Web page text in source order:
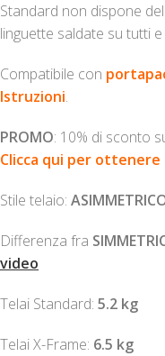
Standard non dispone
linguette saldate su tutti
Compatibile con
Istruzioni.
PROMO: 10% di sconto
Clicca qui per ottenere
Stile telaio:
Differenza fra
video
Telai Standard: 5.2 kg
Telai X-Frame: 6.5 kg